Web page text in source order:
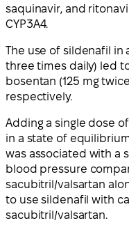
saquinavir, and
CYP3A4.
The use of sildenafil in
three times daily) led
bosentan (125 mg
respectively.
Adding a single dose
in a state of
was associated with a
blood pressure
sacubitril/valsartan
to use sildenafil with
sacubitril/valsartan.